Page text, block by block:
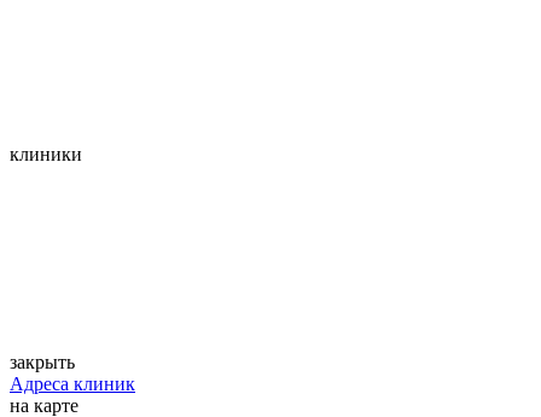
клиники
закрыть
Адреса клиник
на карте